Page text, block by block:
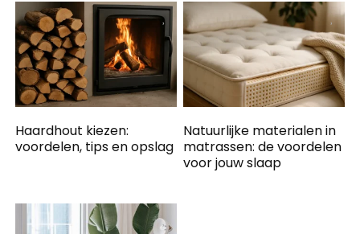
Haardhout kiezen:
voordelen, tips en opslag
Natuurlijke materialen in
matrassen: de voordelen
voor jouw slaap